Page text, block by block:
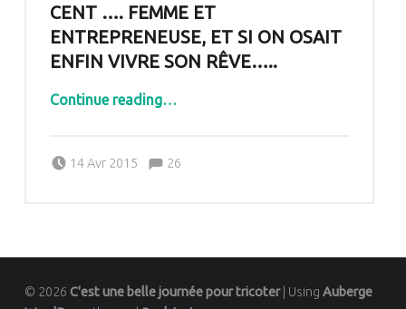
CENT …. FEMME ET
ENTREPRENEUSE, ET SI ON OSAIT
ENFIN VIVRE SON RÊVE…..
Continue reading“Opérationnelle à 90 pour cent …. femme et entrepreneuse, et si on osait enfin vivre son rêve…..”
…
14 Avr 2015
Pascale G&-BdC-WKF
Comments:26
© 2026 C'est une belle journée pour tricoter Using Auberge